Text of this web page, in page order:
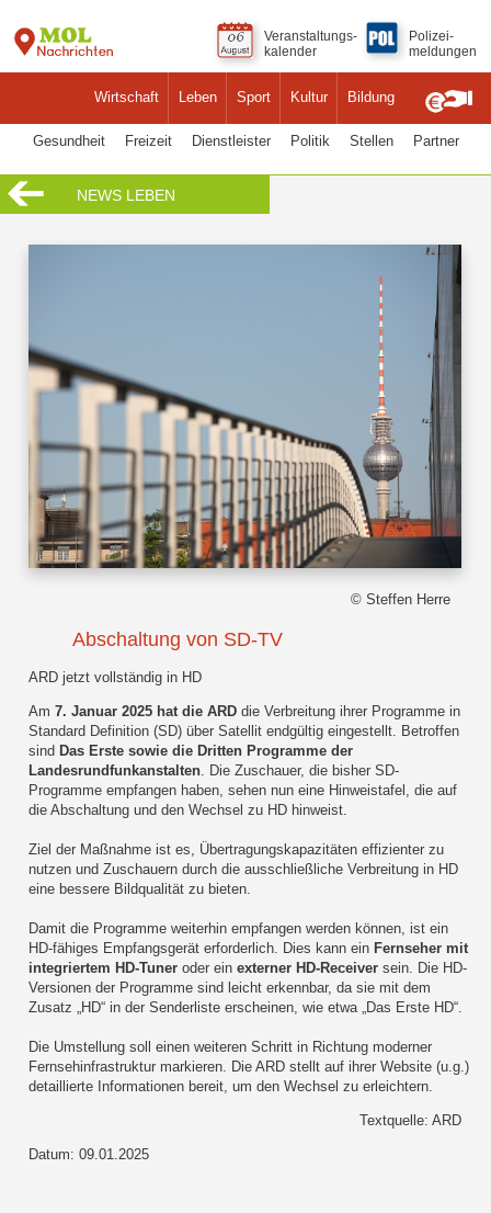
Wirtschaft Leben Sport Kultur Bildung
Veranstaltungs-
kalender
Polizei-
meldungen
Gesundheit Freizeit Dienstleister Politik Stellen Partner
NEWS LEBEN
© Steffen Herre
Abschaltung von SD-TV
ARD jetzt vollständig in HD
Am7. Januar 2025 hat die ARD die Verbreitung ihrer Programme in
Standard Definition (SD) über Satellit endgültig eingestellt. Betroffen
sind Das Erste sowie die Dritten Programme der
Landesrundfunkanstalten. Die Zuschauer, die bisher SD-
Programme empfangen haben, sehen nun eine Hinweistafel, die auf
die Abschaltung und den Wechsel zu HD hinweist.
Ziel der Maßnahme ist es, Übertragungskapazitäten effizienter zu
nutzen und Zuschauern durch die ausschließliche Verbreitung in HD
eine bessere Bildqualität zu bieten.
Damit die Programme weiterhin empfangen werden können, ist ein
HD-fähiges Empfangsgerät erforderlich. Dies kann ein Fernseher mit
integriertem HD-Tuner oder einexterner HD-Receiver sein. Die HD-
Versionen der Programme sind leicht erkennbar, da sie mit dem
Zusatz „HD“ in der Senderliste erscheinen, wie etwa „Das Erste HD“.
Die Umstellung soll einen weiteren Schritt in Richtung moderner
Fernsehinfrastruktur markieren. Die ARD stellt auf ihrer Website (u.g.)
detaillierte Informationen bereit, um den Wechsel zu erleichtern.
Textquelle: ARD
Datum: 09.01.2025